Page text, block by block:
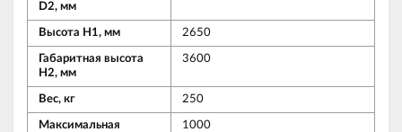
D2, мм
Высота Н1, мм 2650
Габаритная высота
Н2, мм
3600
Вес, кг 250
Максимальная
1000